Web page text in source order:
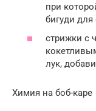
при
бигуди
стрижки с
лук,
Химия на боб-каре